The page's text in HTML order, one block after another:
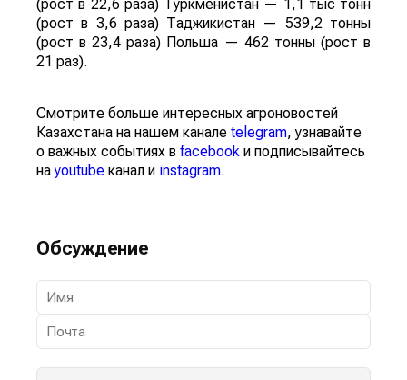
(рост в 22,6 раза) Туркменистан — 1,1 тыс тонн
(рост в 3,6 раза) Таджикистан — 539,2 тонны
(рост в 23,4 раза) Польша — 462 тонны (рост в
21 раз).
Смотрите больше интересных агроновостей
Казахстана на нашем канале telegram, узнавайте
о важных событиях в facebook и подписывайтесь
наyoutube канал и instagram.
Обсуждение